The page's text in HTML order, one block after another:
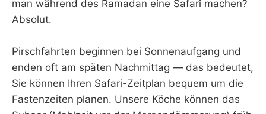
man während des Ramadan eine Safari machen?
Absolut.
Pirschfahrten beginnen bei Sonnenaufgang und
enden oft am späten Nachmittag — das bedeutet,
Sie können Ihren Safari-Zeitplan bequem um die
Fastenzeiten planen. Unsere Köche können das